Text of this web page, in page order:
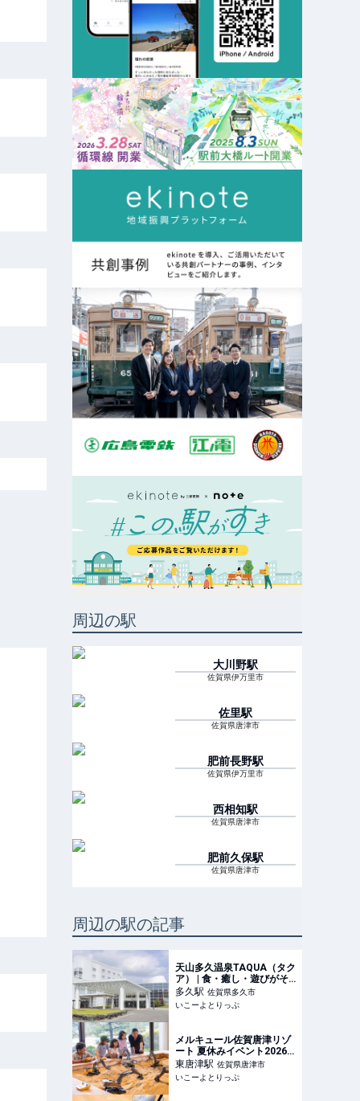
周辺の駅
大川野駅
佐賀県伊万里市
佐里駅
佐賀県唐津市
肥前長野駅
佐賀県伊万里市
西相知駅
佐賀県唐津市
肥前久保駅
佐賀県唐津市
周辺の駅の記事
天山多久温泉TAQUA（タク
ア） | 食・癒し・遊びがそ
ろう！佐賀・多久市「天山
多久温泉TAQUA」家族で楽
しむ温泉リゾート | 佐賀県
多久駅 佐賀県多久市
いこーよとりっぷ
メルキュール佐賀唐津リゾ
ート 夏休みイベント2026 |
虹の松原の海辺で夏満喫！
唐津の文化と遊びがが満載
の夏休みステイ｜メルキュ
東唐津駅 佐賀県唐津市
いこーよとりっぷ